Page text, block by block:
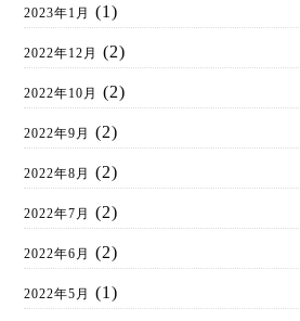
2023年1月 (1)
2022年12月 (2)
2022年10月 (2)
2022年9月 (2)
2022年8月 (2)
2022年7月 (2)
2022年6月 (2)
2022年5月 (1)